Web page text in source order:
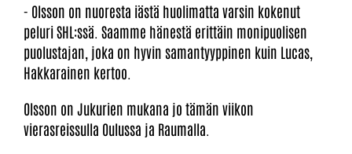
- Olsson on nuoresta iästä huolimatta varsin kokenut
peluri SHL:ssä. Saamme hänestä erittäin monipuolisen
puolustajan, joka on hyvin samantyyppinen kuin Lucas,
Hakkarainen kertoo.
Olsson on Jukurien mukana jo tämän viikon
vierasreissulla Oulussa ja Raumalla.